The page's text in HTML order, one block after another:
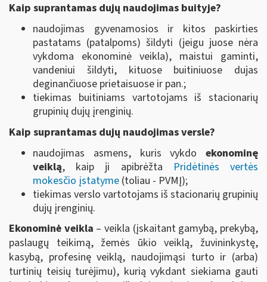
Kaip suprantamas dujų naudojimas buityje?
naudojimas gyvenamosios ir kitos paskirties
pastatams (patalpoms) šildyti (jeigu juose nėra
vykdoma ekonominė veikla), maistui gaminti,
vandeniui šildyti, kituose buitiniuose dujas
deginančiuose prietaisuose ir pan.;
tiekimas buitiniams vartotojams iš stacionarių
grupinių dujų įrenginių.
Kaip suprantamas dujų naudojimas versle?
naudojimas asmens, kuris vykdo ekonominę
veiklą, kaip ji apibrėžta Pridėtinės vertės
mokesčio įstatyme (toliau - PVMĮ);
tiekimas verslo vartotojams iš stacionarių grupinių
dujų įrenginių.
Ekonominė veikla – veikla (įskaitant gamybą, prekybą,
paslaugų teikimą, žemės ūkio veiklą, žuvininkystę,
kasybą, profesinę veiklą, naudojimąsi turto ir (arba)
turtinių teisių turėjimu), kurią vykdant siekiama gauti